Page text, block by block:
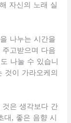
자신의 노래 실
나누는 시간을
고받으며 다음
나눌 수 있습니
것이 가라오케의
것은 생각보다 간
대, 좋은 음향 시